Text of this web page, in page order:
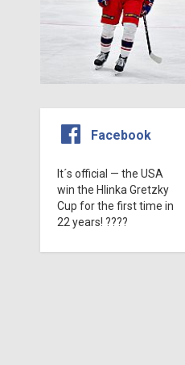
Facebook
It´s official — the USA
win the Hlinka Gretzky
Cup for the first time in
22 years! ????